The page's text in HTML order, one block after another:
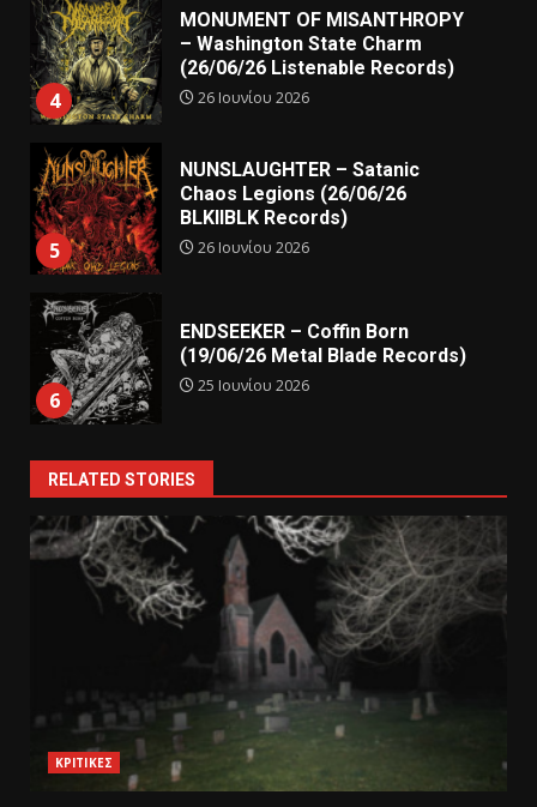
4
MONUMENT OF MISANTHROPY
– Washington State Charm
(26/06/26 Listenable Records)
26 Ιουνίου 2026
5
NUNSLAUGHTER – Satanic
Chaos Legions (26/06/26
BLKIIBLK Records)
26 Ιουνίου 2026
6
ENDSEEKER – Coffin Born
(19/06/26 Metal Blade Records)
25 Ιουνίου 2026
RELATED STORIES
ΚΡΙΤΙΚΕΣ